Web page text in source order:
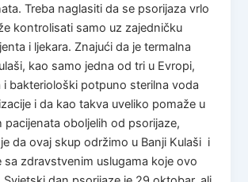
Treba naglasiti da se psorijaza vrlo
kontrolisati samo uz zajedničku
i ljekara. Znajući da je termalna
kao samo jedna od tri u Evropi,
i bakteriološki potpuno sterilna voda
i da kao takva uveliko pomaže u
pacijenata oboljelih od psorijaze,
da ovaj skup održimo u Banji Kulaši i
sa zdravstvenim uslugama koje ovo